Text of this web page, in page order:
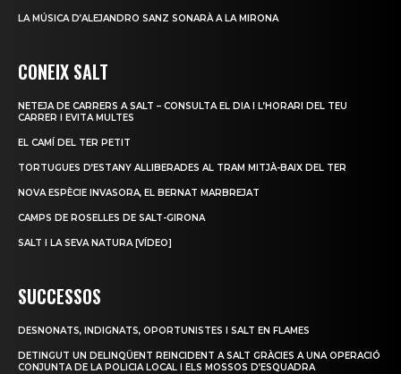
LA MÚSICA D’ALEJANDRO SANZ SONARÀ A LA MIRONA
CONEIX SALT
NETEJA DE CARRERS A SALT – CONSULTA EL DIA I L’HORARI DEL TEU
CARRER I EVITA MULTES
EL CAMÍ DEL TER PETIT
TORTUGUES D’ESTANY ALLIBERADES AL TRAM MITJÀ-BAIX DEL TER
NOVA ESPÈCIE INVASORA, EL BERNAT MARBREJAT
CAMPS DE ROSELLES DE SALT-GIRONA
SALT I LA SEVA NATURA [VÍDEO]
SUCCESSOS
DESNONATS, INDIGNATS, OPORTUNISTES I SALT EN FLAMES
DETINGUT UN DELINQÜENT REINCIDENT A SALT GRÀCIES A UNA OPERACIÓ
CONJUNTA DE LA POLICIA LOCAL I ELS MOSSOS D’ESQUADRA